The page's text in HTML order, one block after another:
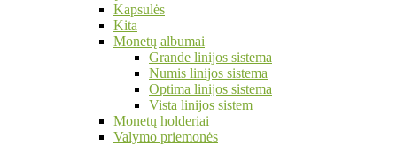
Kapsulės
Kita
Monetų albumai
Grande linijos sistema
Numis linijos sistema
Optima linijos sistema
Vista linijos sistem
Monetų holderiai
Valymo priemonės